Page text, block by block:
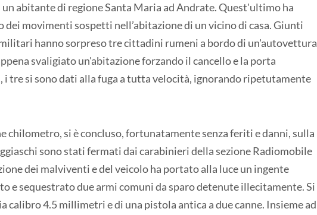
un abitante di regione Santa Maria ad Andrate. Quest'ultimo ha
movimenti sospetti nell’abitazione di un vicino di casa. Giunti
hanno sorpreso tre cittadini rumeni a bordo di un'autovettura
svaligiato un'abitazione forzando il cancello e la porta
i tre si sono dati alla fuga a tutta velocità, ignorando ripetutamente
chilometro, si è concluso, fortunatamente senza feriti e danni, sulla
sono stati fermati dai carabinieri della sezione Radiomobile
dei malviventi e del veicolo ha portato alla luce un ingente
e sequestrato due armi comuni da sparo detenute illecitamente. Si
calibro 4.5 millimetri e di una pistola antica a due canne. Insieme ad